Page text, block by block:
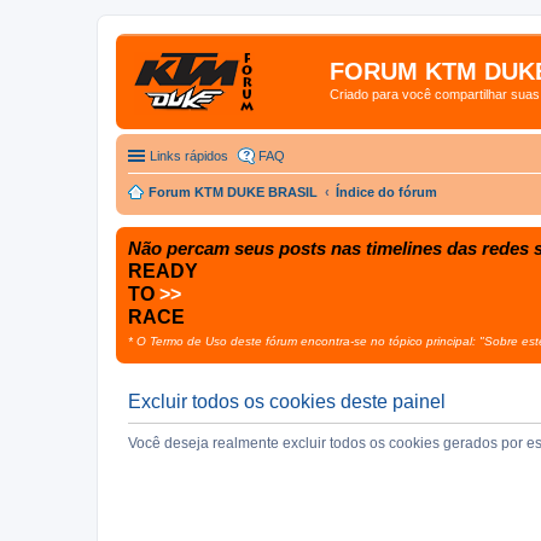
FORUM KTM
Criado para você compartilhar
Links rápidos FAQ
Forum KTM DUKE BRASIL Índice do fórum
Não percam seus posts nas timelines das
READY
TO >>
RACE
* O Termo de Uso deste fórum encontra-se no tópico principal: "Sobre
Excluir todos os cookies deste painel
Você deseja realmente excluir todos os cookies gerados por